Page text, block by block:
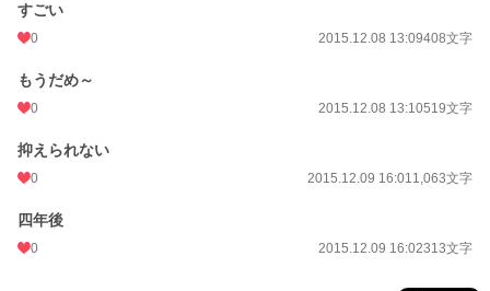
すごい
0 2015.12.08 13:09408文字
もうだめ～
0 2015.12.08 13:10519文字
抑えられない
0 2015.12.09 16:011,063文字
四年後
0 2015.12.09 16:02313文字